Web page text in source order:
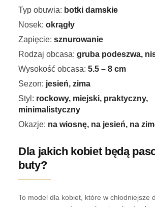
Typ obuwia: botki damskie
Nosek: okrągły
Zapięcie: sznurowanie
Rodzaj obcasa: gruba podeszwa,
Wysokość obcasa: 5.5 – 8 cm
Sezon: jesień, zima
Styl: rockowy, miejski, praktyczny,
minimalistyczny
Okazje: na wiosnę, na jesień, na
Dla jakich kobiet będą
buty?
To model dla kobiet, które w chłodniejsze